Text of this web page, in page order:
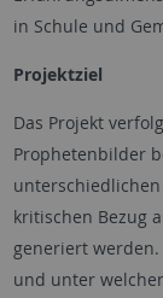
in Schule und
Projektziel
Das Projekt
Prophetenbilder
kritischen Bezug
generiert
und unter